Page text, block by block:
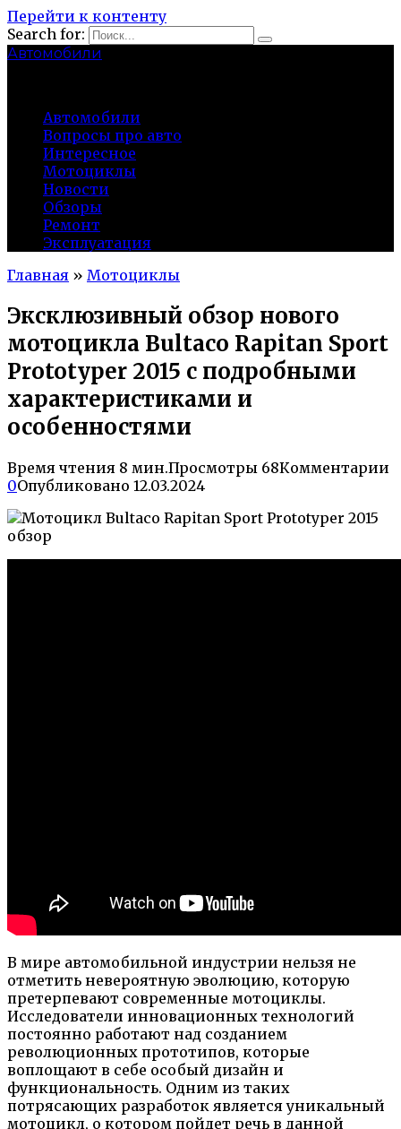
Перейти к контенту
Search for:
Автомобили
Автомобили
Вопросы про авто
Интересное
Мотоциклы
Новости
Обзоры
Ремонт
Эксплуатация
Главная » Мотоциклы
Эксклюзивный обзор нового
мотоцикла Bultaco Rapitan Sport
Prototyper 2015 с подробными
характеристиками и
особенностями
Время чтения 8 мин.Просмотры 68Комментарии
0Опубликовано 12.03.2024
В мире автомобильной индустрии нельзя не
отметить невероятную эволюцию, которую
претерпевают современные мотоциклы.
Исследователи инновационных технологий
постоянно работают над созданием
революционных прототипов, которые
воплощают в себе особый дизайн и
функциональность. Одним из таких
потрясающих разработок является уникальный
мотоцикл, о котором пойдет речь в данной